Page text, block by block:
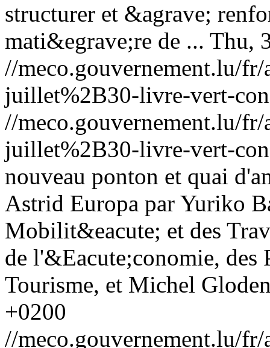
structurer et &agrave;
mati&egrave;re de ... Thu,
//meco.gouvernement.lu/
juillet%2B30-livre-vert-
//meco.gouvernement.lu/
juillet%2B30-livre-vert-
nouveau ponton et quai
Astrid Europa par Yuriko
Mobilit&eacute; et des
de l'&Eacute;conomie,
Tourisme, et Michel
+0200
//meco.gouvernement.lu/